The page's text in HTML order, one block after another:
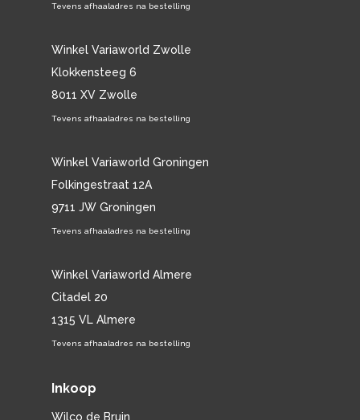
Tevens afhaaladres na bestelling
Winkel Variaworld Zwolle
Klokkensteeg 6
8011 XV Zwolle
Tevens afhaaladres na bestelling
Winkel Variaworld Groningen
Folkingestraat 12A
9711 JW Groningen
Tevens afhaaladres na bestelling
Winkel Variaworld Almere
Citadel 20
1315 VL Almere
Tevens afhaaladres na bestelling
Inkoop
Wilco de Bruin